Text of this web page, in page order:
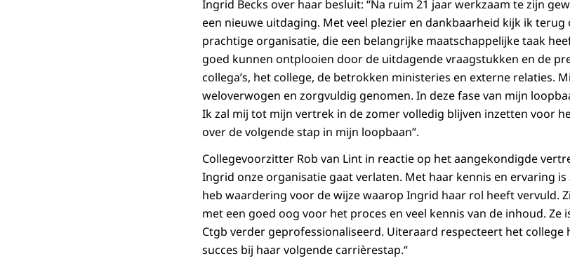
Ingrid Becks over haar besluit: “Na ruim 21 jaar werkzaam te zijn
een nieuwe uitdaging. Met veel plezier en dankbaarheid kijk ik terug
prachtige organisatie, die een belangrijke maatschappelijke taak
goed kunnen ontplooien door de uitdagende vraagstukken en de
collega’s, het college, de betrokken ministeries en externe relaties.
weloverwogen en zorgvuldig genomen. In deze fase van mijn
Ik zal mij tot mijn vertrek in de zomer volledig blijven inzetten voor
over de volgende stap in mijn loopbaan”.
Collegevoorzitter Rob van Lint in reactie op het aangekondigde
Ingrid onze organisatie gaat verlaten. Met haar kennis en ervaring
heb waardering voor de wijze waarop Ingrid haar rol heeft vervuld.
met een goed oog voor het proces en veel kennis van de inhoud.
Ctgb verder geprofessionaliseerd. Uiteraard respecteert het college
succes bij haar volgende carrièrestap.“